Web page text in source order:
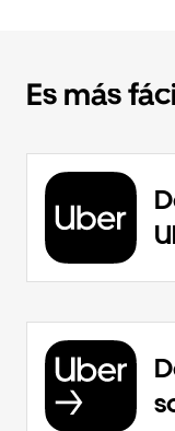
Es más